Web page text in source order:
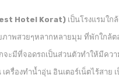
Hotel Korat) เป็นโรงแรมใก
าพสวยๆหลากหลายมุม ที่พักใกล้ต
จะมีที่จอดรถเป็นส่วนตัวทำให้มีคว
ครื่องทำน้ำอุ่น อินเตอร์เน็ตไร้สาย